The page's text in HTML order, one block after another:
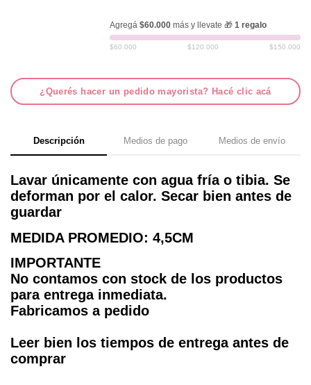
Agregá $60.000más y llevate 🎁 1 regalo
$60.000 $120.000 $150.000
¿Querés hacer un pedido mayorista? Hacé clic acá
Descripción Medios de pago Medios de envío
Lavar únicamente con agua fría o tibia. Se
deforman por el calor. Secar bien antes de
guardar
MEDIDA PROMEDIO: 4,5CM
IMPORTANTE
No contamos con stock de los productos
para entrega inmediata.
Fabricamos a pedido
Leer bien los tiempos de entrega antes de
comprar